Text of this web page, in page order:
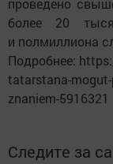
проведено
более 20
и полмиллиона
Подробнее:
tatarstana-
znaniem-5916321
Следите за